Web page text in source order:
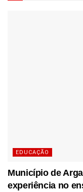
EDUCAÇÃO
Município de
experiência no